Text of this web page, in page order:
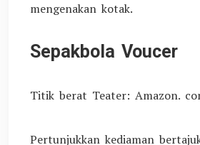
mengenakan kotak.
Sepakbola Voucer
Titik berat Teater: Amazon.
Pertunjukkan kediaman